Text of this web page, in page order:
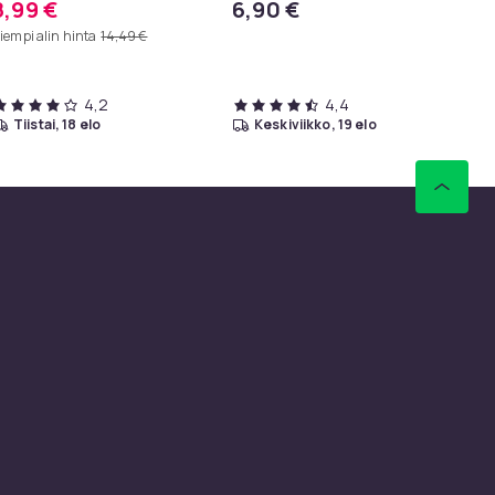
kit
€
alin hinta 14,49 €
4,2
tiistai, 18 elo
6,90 €
4,4
keskiviikko, 19 elo